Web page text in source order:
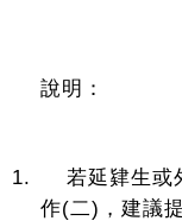
說明：
1. 若延肄生或
作(二) ，建議